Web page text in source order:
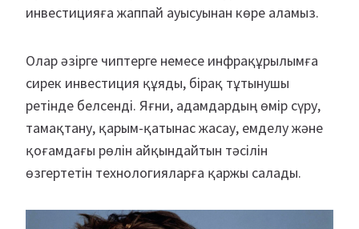
инвестицияға жаппай ауысуынан көре аламыз.
Олар әзірге чиптерге немесе инфрақұрылымға
сирек инвестиция құяды, бірақ тұтынушы
ретінде белсенді. Яғни, адамдардың өмір сүру,
тамақтану, қарым-қатынас жасау, емделу және
қоғамдағы рөлін айқындайтын тәсілін
өзгертетін технологияларға қаржы салады.